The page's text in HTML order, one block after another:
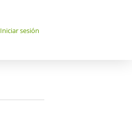
Iniciar sesión